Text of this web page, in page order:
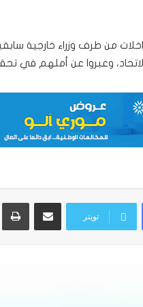
من طرف وزراء خارجية
وعبروا عن أملهم في
تويتر
مشاركة عبر البريد